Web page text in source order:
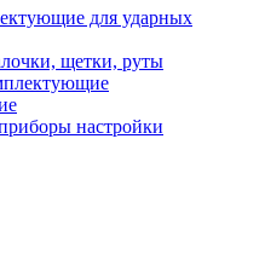
для ударных
щетки, руты
настройки